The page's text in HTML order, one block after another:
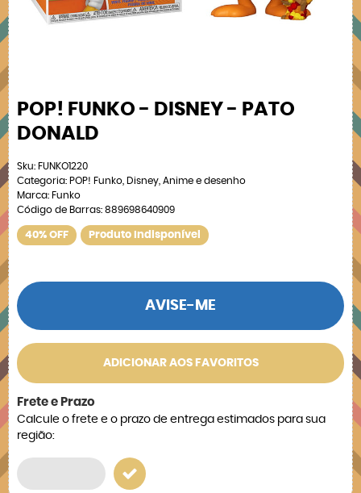
POP! FUNKO - DISNEY - PATO
DONALD
Sku: FUNKO1220
Categoria: POP! Funko Disney Anime e desenho
Marca: Funko
Código de Barras: 889698640909
40% OFF Produto Indisponível
AVISE-ME
ADICIONAR AOS FAVORITOS
Frete e Prazo
Calcule o frete e o prazo de entrega estimados para sua
região: